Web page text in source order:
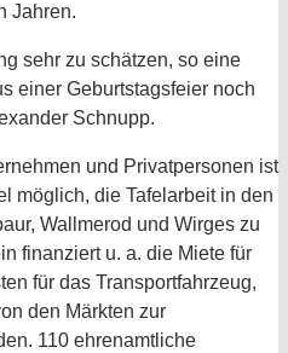
Jahren.
sehr zu schätzen, so eine
einer Geburtstagsfeier noch
Schnupp.
und Privatpersonen ist
möglich, die Tafelarbeit in den
Wallmerod und Wirges zu
finanziert u. a. die Miete für
für das Transportfahrzeug,
den Märkten zur
110 ehrenamtliche